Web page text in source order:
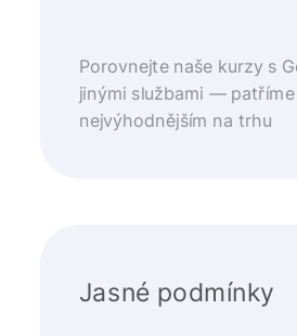
Porovnejte naše kurzy s
jinými službami — patříme
nejvýhodnějším na trhu
Jasné podmínky